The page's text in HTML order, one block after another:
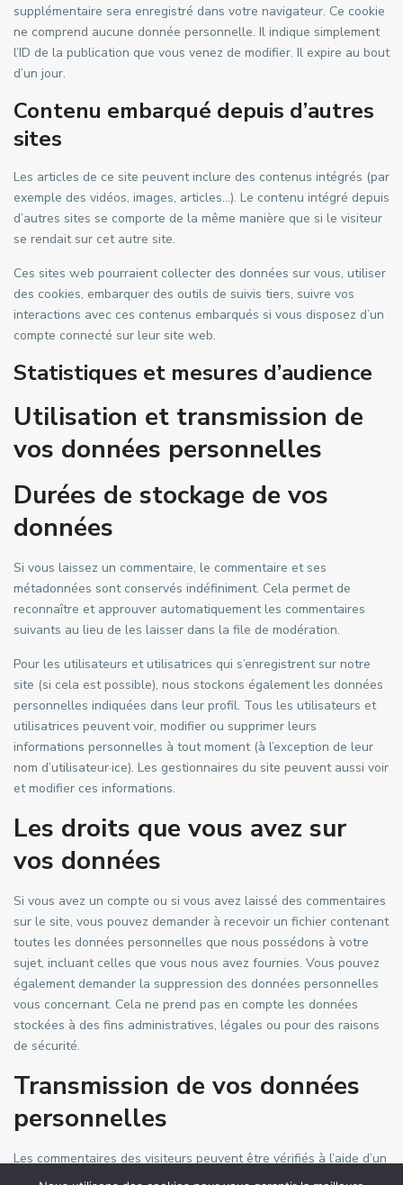
supplémentaire sera enregistré dans votre navigateur. Ce cookie
ne comprend aucune donnée personnelle. Il indique simplement
l’ID de la publication que vous venez de modifier. Il expire au bout
d’un jour.
Contenu embarqué depuis d’autres
sites
Les articles de ce site peuvent inclure des contenus intégrés (par
exemple des vidéos, images, articles…). Le contenu intégré depuis
d’autres sites se comporte de la même manière que si le visiteur
se rendait sur cet autre site.
Ces sites web pourraient collecter des données sur vous, utiliser
des cookies, embarquer des outils de suivis tiers, suivre vos
interactions avec ces contenus embarqués si vous disposez d’un
compte connecté sur leur site web.
Statistiques et mesures d’audience
Utilisation et transmission de
vos données personnelles
Durées de stockage de vos
données
Si vous laissez un commentaire, le commentaire et ses
métadonnées sont conservés indéfiniment. Cela permet de
reconnaître et approuver automatiquement les commentaires
suivants au lieu de les laisser dans la file de modération.
Pour les utilisateurs et utilisatrices qui s’enregistrent sur notre
site (si cela est possible), nous stockons également les données
personnelles indiquées dans leur profil. Tous les utilisateurs et
utilisatrices peuvent voir, modifier ou supprimer leurs
informations personnelles à tout moment (à l’exception de leur
nom d’utilisateur·ice). Les gestionnaires du site peuvent aussi voir
et modifier ces informations.
Les droits que vous avez sur
vos données
Si vous avez un compte ou si vous avez laissé des commentaires
sur le site, vous pouvez demander à recevoir un fichier contenant
toutes les données personnelles que nous possédons à votre
sujet, incluant celles que vous nous avez fournies. Vous pouvez
également demander la suppression des données personnelles
vous concernant. Cela ne prend pas en compte les données
stockées à des fins administratives, légales ou pour des raisons
de sécurité.
Transmission de vos données
personnelles
Les commentaires des visiteurs peuvent être vérifiés à l’aide d’un
service automatisé de détection des commentaires indésirables.